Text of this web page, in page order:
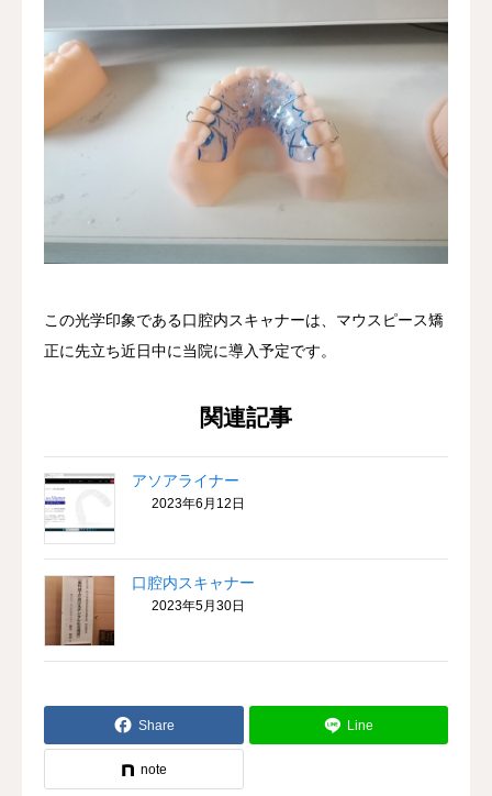
この光学印象である口腔内スキャナーは、マウスピース矯
正に先立ち近日中に当院に導入予定です。
関連記事
アソアライナー
2023年6月12日
口腔内スキャナー
2023年5月30日
Share Line
note